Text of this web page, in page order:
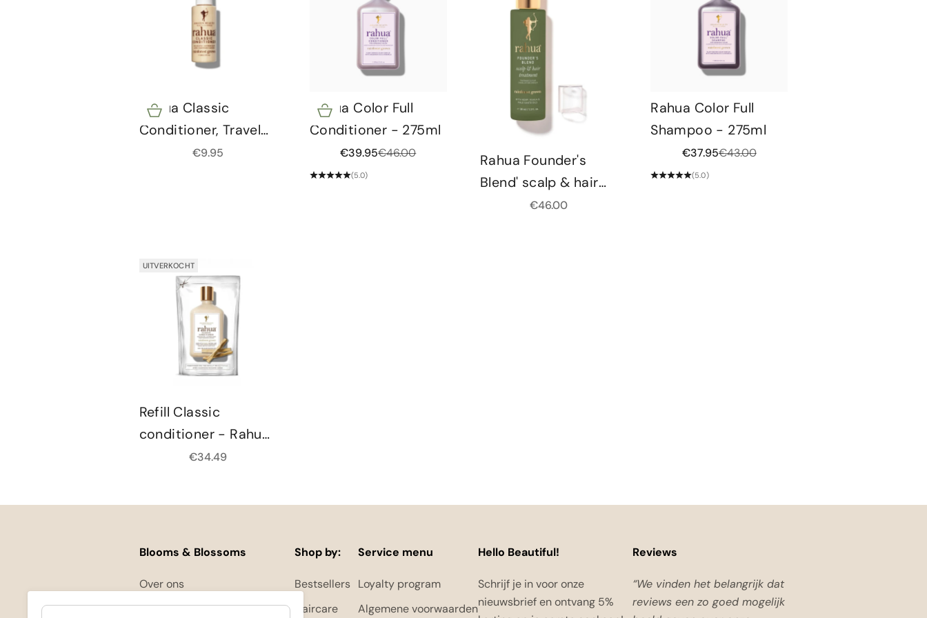
Opties kiezen
Rahua Classic
Conditioner, Travel
size, 60mlAanbiedingsprijs
€9.95
Opties kiezen
Rahua Color Full
Conditioner - 275ml
Aanbiedingsprijs
€39.95Normale prijs
€46.00
(5.0)
Rahua Founder's
Blend' scalp & hair
treatment - 38ml
Aanbiedingsprijs
€46.00
Rahua Color Full
Shampoo - 275ml
Aanbiedingsprijs
€37.95Normale prijs
€43.00
(5.0)
UITVERKOCHT
Refill Classic
conditioner - Rahua
- 280mlAanbiedingsprijs
€34.49
Blooms & Blossoms
Over ons
Ondersteuning en advies via:
Shop by:
Bestsellers
Haircare
Service menu
Loyalty program
Algemene voorwaarden
Hello Beautiful!
Schrijf je in voor onze
nieuwsbrief en ontvang 5%
Reviews
“We vinden het belangrijk dat
reviews een zo goed mogelijk